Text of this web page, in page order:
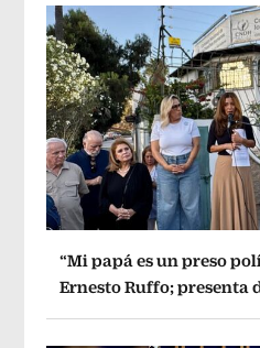
“Mi papá es un preso
Ernesto Ruffo; presenta